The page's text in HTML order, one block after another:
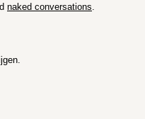
naked conversations